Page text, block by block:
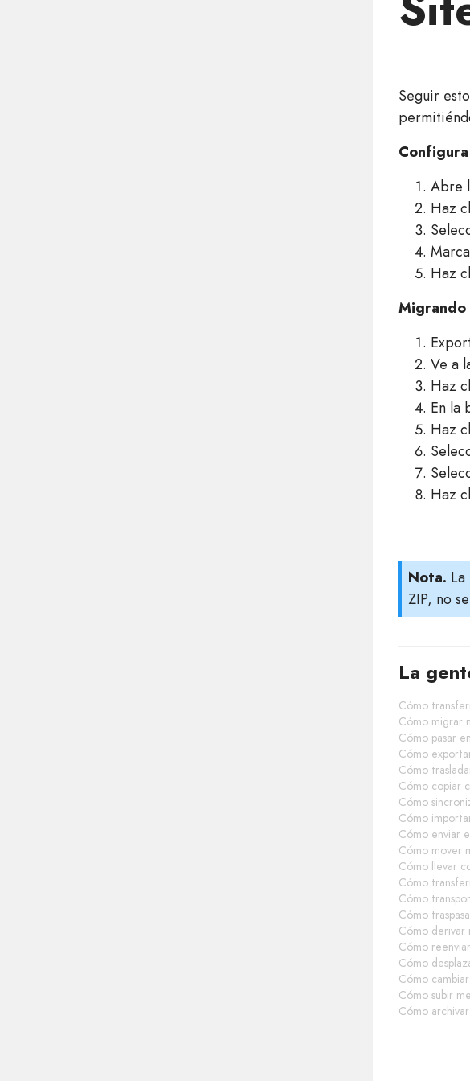
Seguir
Abre
Haz
Haz
Migrando
Ve a
Haz
En la
Haz
Haz
Nota.
ZIP, no
La
Cómo
Cómo migrar
Cómo pasar
Cómo
Cómo
Cómo copiar
Cómo
Cómo
Cómo enviar
Cómo mover
Cómo llevar
Cómo
Cómo
Cómo
Cómo derivar
Cómo
Cómo
Cómo
Cómo subir
Cómo